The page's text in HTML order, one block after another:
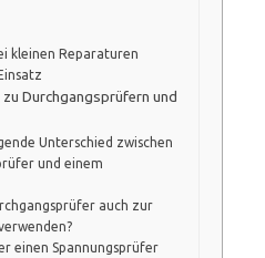
kleinen Reparaturen
Durchgangsprüfern und
Unterschied zwischen
und einem
auch zur
einen Spannungsprüfer